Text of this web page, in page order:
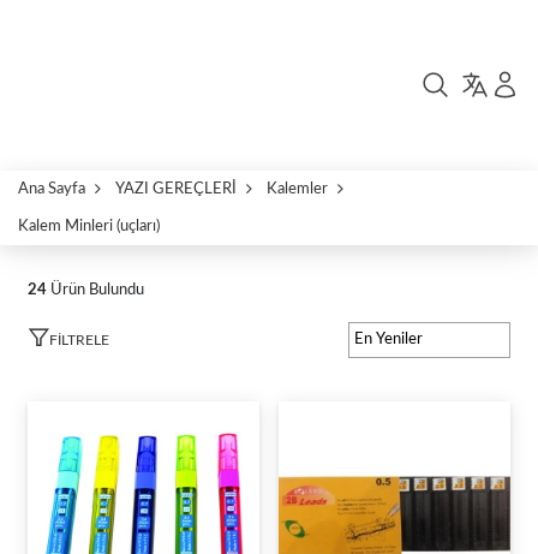
Ana Sayfa YAZI GEREÇLERİ Kalemler
Kalem Minleri (uçları)
24 Ürün Bulundu
FILTRELE